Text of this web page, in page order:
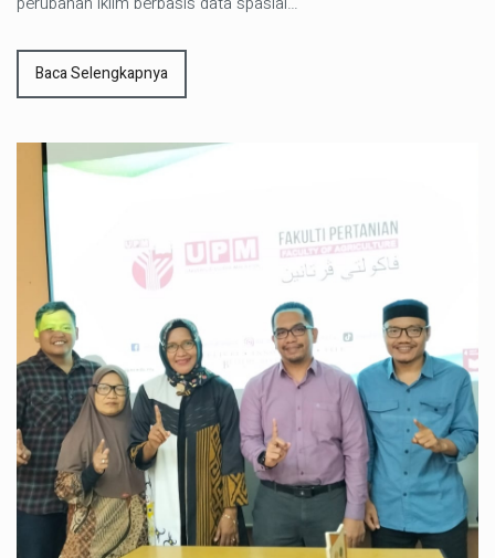
Baca Selengkapnya